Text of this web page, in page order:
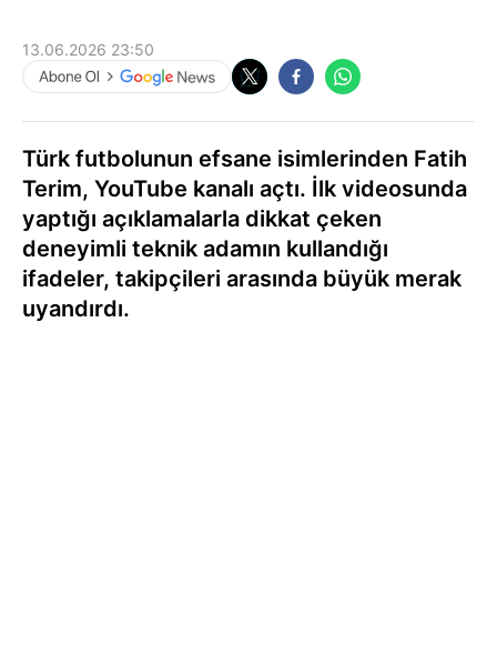
13.06.2026 23:50
Türk futbolunun efsane isimlerinden Fatih
Terim, YouTube kanalı açtı. İlk videosunda
yaptığı açıklamalarla dikkat çeken
deneyimli teknik adamın kullandığı
ifadeler, takipçileri arasında büyük merak
uyandırdı.